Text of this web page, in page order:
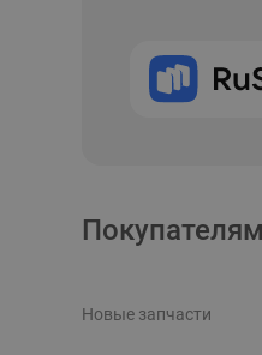
Покупателям
Новые запчасти